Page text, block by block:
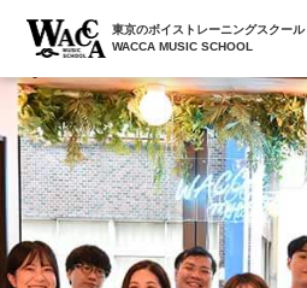
東京のボイストレーニングスクール
WACCA MUSIC SCHOOL